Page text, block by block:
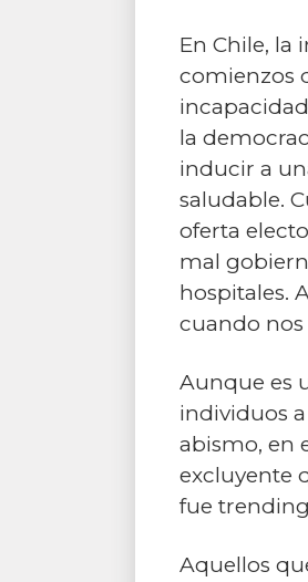
En Chile, la
comienzos
la
inducir a
saludable.
oferta
mal
hospitales.
cuando nos
Aunque es
individuos
abismo, en
excluyente
fue
Aquellos